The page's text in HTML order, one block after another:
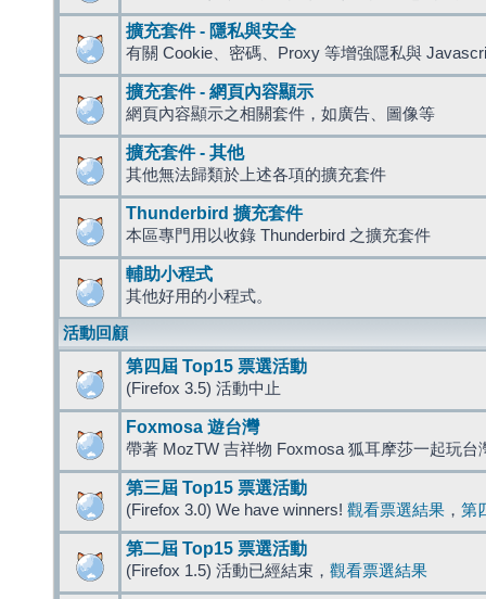
擴充套件 - 隱私與安全
有關 Cookie、密碼、Proxy 等增強隱私與
擴充套件 - 網頁內容顯示
網頁內容顯示之相關套件，如廣告、圖像等
擴充套件 - 其他
其他無法歸類於上述各項的擴充套件
Thunderbird 擴充套件
本區專門用以收錄 Thunderbird 之擴充套件
輔助小程式
其他好用的小程式。
活動回顧
第四屆 Top15 票選活動
(Firefox 3.5) 活動中止
Foxmosa 遊台灣
帶著 MozTW 吉祥物 Foxmosa 狐耳摩莎一起玩台
第三屆 Top15 票選活動
(Firefox 3.0) We have winners! 觀看票選結果 ， 第
第二屆 Top15 票選活動
(Firefox 1.5) 活動已經結束， 觀看票選結果